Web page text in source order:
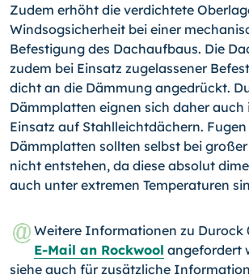
Zudem erhöht die verdichtete
Windsogsicherheit bei einer
Befestigung des Dachaufbaus. Die
zudem bei Einsatz zugelassener
dicht an die Dämmung angedrückt.
Dämmplatten eignen sich daher auch
Einsatz auf Stahlleichtdächern.
Dämmplatten sollten selbst bei
nicht entstehen, da diese absolut
auch unter extremen Temperaturen
Weitere Informationen zu Durock
E-Mail an Rockwool angefordert
siehe auch für zusätzliche